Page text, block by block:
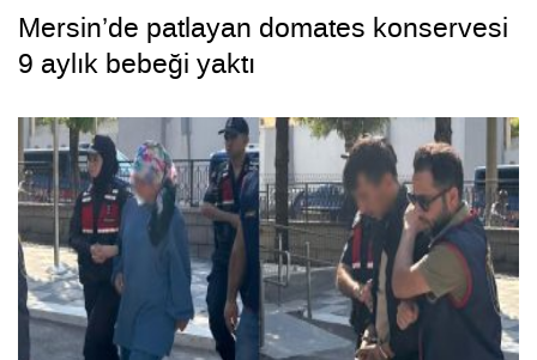
Mersin’de patlayan domates konservesi
9 aylık bebeği yaktı